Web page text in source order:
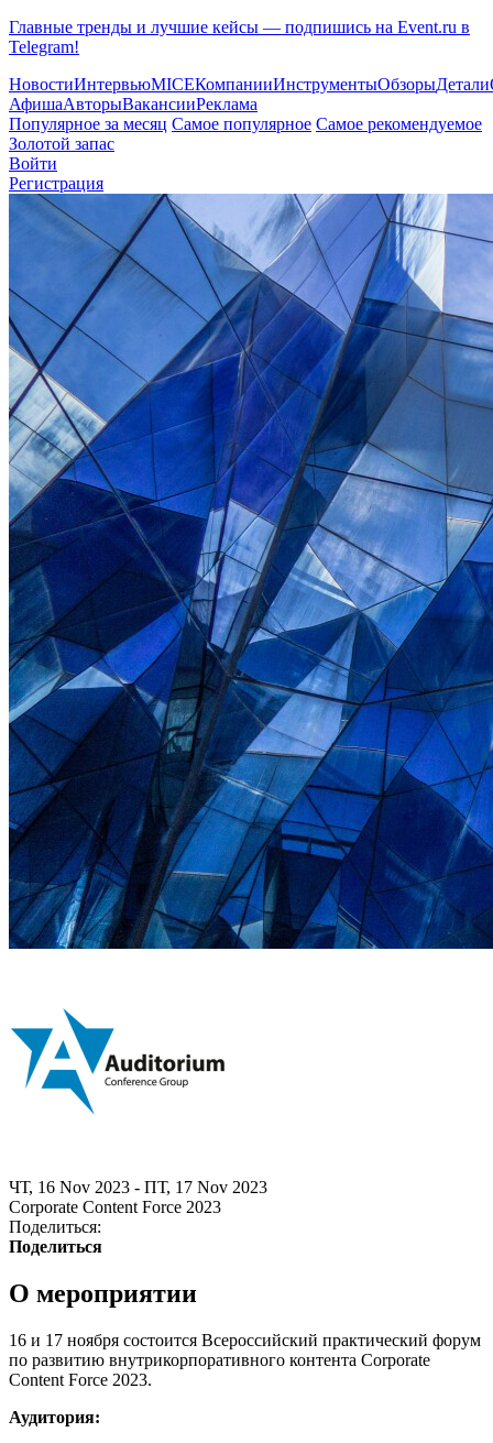
Главные тренды и лучшие кейсы — подпишись на Event.ru в
Telegram!
НовостиИнтервьюMICEКомпанииИнструментыОбзорыДетали
АфишаАвторыВакансииРеклама
Популярное за месяц Самое популярное Самое рекомендуемое
Золотой запас
Войти
Регистрация
ЧТ, 16 Nov 2023 - ПТ, 17 Nov 2023
Corporate Content Force 2023
Поделиться:
Поделиться
О мероприятии
16 и 17 ноября состоится Всероссийский практический форум
по развитию внутрикорпоративного контента Corporate
Content Force 2023.
Аудитория: